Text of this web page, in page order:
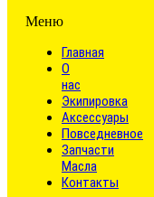
Меню
Главная
О
нас
Экипировка
Аксессуары
Повседневное
Запчасти
Масла
Контакты